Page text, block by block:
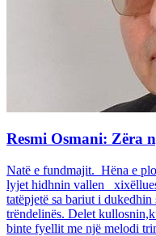
Resmi Osmani: Zëra
Natë e fundmajit. Hëna e
lyjet hidhnin vallen
tatëpjetë sa bariut i
trëndelinës. Delet
binte fyellit me një melodi